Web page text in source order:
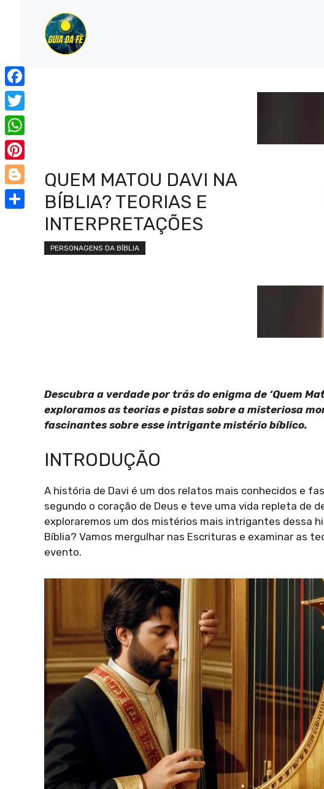
QUEM MATOU DAVI NA
BÍBLIA? TEORIAS E
INTERPRETAÇÕES
PERSONAGENS DA BÍBLIA
Descubra a verdade por trás do enigma de ‘Quem
exploramos as teorias e pistas sobre a misteriosa
fascinantes sobre esse intrigante mistério bíblico.
INTRODUÇÃO
A história de Davi é um dos relatos mais conhecidos e
segundo o coração de Deus e teve uma vida repleta de
exploraremos um dos mistérios mais intrigantes dessa
Bíblia? Vamos mergulhar nas Escrituras e examinar as
evento.
Facebook
Twitter
WhatsApp
Pinterest
Blogger